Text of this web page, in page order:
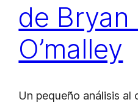
de Bryan
O’malley
Un pequeño análisis al